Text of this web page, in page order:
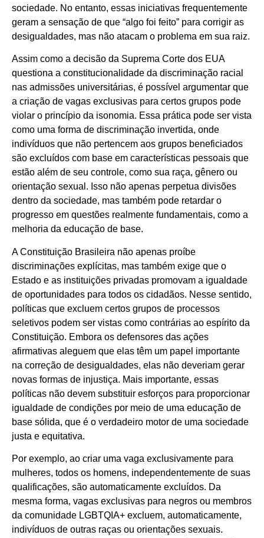
sociedade. No entanto, essas iniciativas frequentemente
geram a sensação de que “algo foi feito” para corrigir as
desigualdades, mas não atacam o problema em sua raiz.
Assim como a decisão da Suprema Corte dos EUA
questiona a constitucionalidade da discriminação racial
nas admissões universitárias, é possível argumentar que
a criação de vagas exclusivas para certos grupos pode
violar o princípio da isonomia. Essa prática pode ser vista
como uma forma de discriminação invertida, onde
indivíduos que não pertencem aos grupos beneficiados
são excluídos com base em características pessoais que
estão além de seu controle, como sua raça, gênero ou
orientação sexual. Isso não apenas perpetua divisões
dentro da sociedade, mas também pode retardar o
progresso em questões realmente fundamentais, como a
melhoria da educação de base.
A Constituição Brasileira não apenas proíbe
discriminações explícitas, mas também exige que o
Estado e as instituições privadas promovam a igualdade
de oportunidades para todos os cidadãos. Nesse sentido,
políticas que excluem certos grupos de processos
seletivos podem ser vistas como contrárias ao espírito da
Constituição. Embora os defensores das ações
afirmativas aleguem que elas têm um papel importante
na correção de desigualdades, elas não deveriam gerar
novas formas de injustiça. Mais importante, essas
políticas não devem substituir esforços para proporcionar
igualdade de condições por meio de uma educação de
base sólida, que é o verdadeiro motor de uma sociedade
justa e equitativa.
Por exemplo, ao criar uma vaga exclusivamente para
mulheres, todos os homens, independentemente de suas
qualificações, são automaticamente excluídos. Da
mesma forma, vagas exclusivas para negros ou membros
da comunidade LGBTQIA+ excluem, automaticamente,
indivíduos de outras raças ou orientações sexuais.